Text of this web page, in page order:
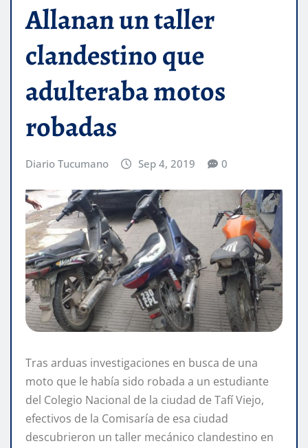
Allanan un taller
clandestino que
adulteraba motos
robadas
Diario Tucumano Sep 4, 2019 0
Tras arduas investigaciones en busca de una
moto que le había sido robada a un estudiante
del Colegio Nacional de la ciudad de Tafí Viejo,
efectivos de la Comisaría de esa ciudad
descubrieron un taller mecánico clandestino en